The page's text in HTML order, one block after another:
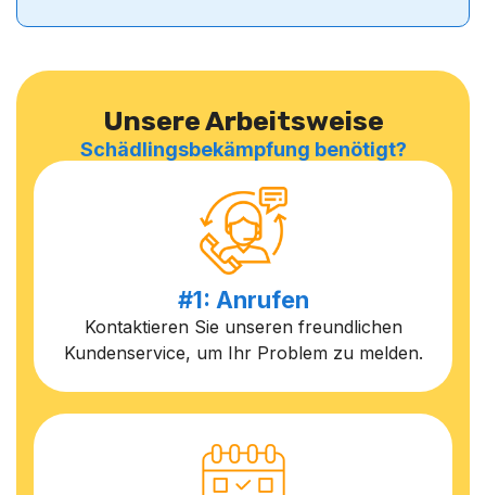
Unsere Arbeitsweise
Schädlingsbekämpfung benötigt?
#1: Anrufen
Kontaktieren Sie unseren freundlichen
Kundenservice, um Ihr Problem zu melden.